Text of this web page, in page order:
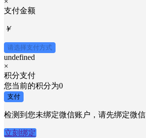
支付金额
￥
请选择支付方式
undefined
×
积分支付
您当前的积分为0
支付
检测到您未绑定微信账户，请先绑定微信
立刻绑定